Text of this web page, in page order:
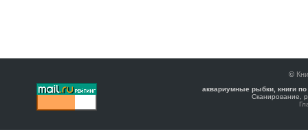
©
аквариумные рыбки, книги
Сканирование,